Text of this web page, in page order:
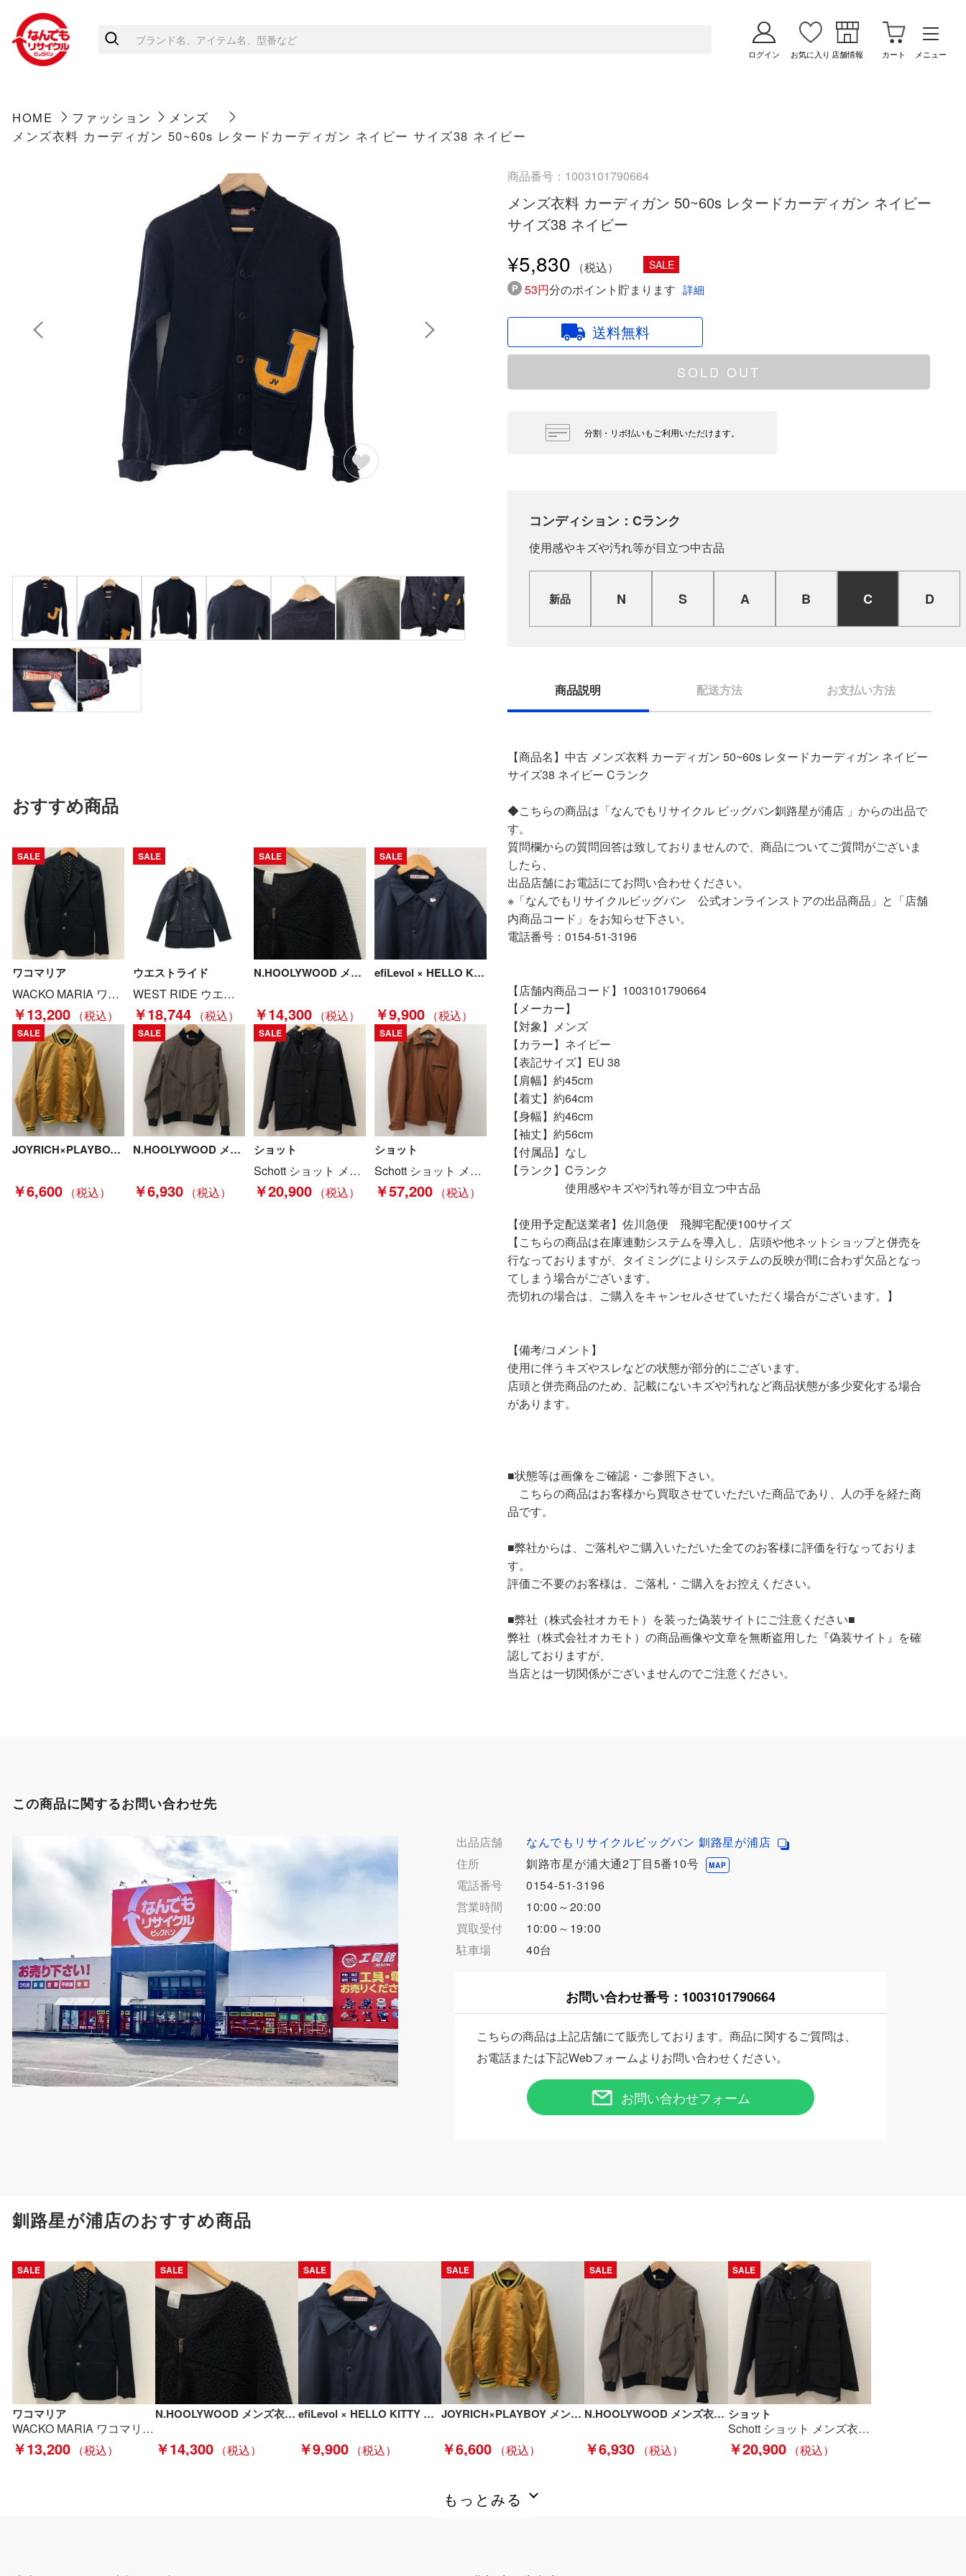
ログイン お気に入り 店舗情報 カート メニュー
HOME ファッション
メンズ
メンズ衣料 カーディガン 50~60s レタードカーディガン ネイビー サイズ38 ネイビー
おすすめ商品
SALE
ワコマリア
WACKO MARIA ワコマリア メンズジャケット sizeS ネイビー Bランク
￥13,200
SALE
ウエストライド
WEST RIDE ウエストライド メンズ コート サイズ38 ブラック Bランク
￥18,744
SALE
N.HOOLYWOOD メンズ衣料 ノーカラーフリースジャケット サイズ38 192-BL02-030 ブラック Bランク
￥14,300
SALE
efiLevol × HELLO KITTY MEN メンズ衣料 コーチジャケット ブラック Bランク
￥9,900
SALE
JOYRICH×PLAYBOY メンズ衣料 ジャケット スタジャン SIZE S イエロー Cランク
￥6,600
SALE
N.HOOLYWOOD メンズ衣料 ブルゾン サイズ36 132-BL05 pieces オリーブ Bランク
￥6,930
SALE
ショット
Schott ショット メンズ衣料 ジャケット LEATHER YOKE MOUNTAIN JACKET SIZE M 7249 ブラック Bランク
￥20,900
SALE
ショット
Schott ショット メンズ衣料 クラシックトラッカーレザージャケット SIZE M 3141030 ブラウン Bランク
￥57,200
商品番号：1003101790664
メンズ衣料 カーディガン 50~60s レタードカーディガン ネイビー
サイズ38 ネイビー
¥5,830 SALE
53円分のポイント貯まります 詳細
送料無料
SOLD OUT
分割・リボ払いもご利用いただけます。
コンディション：Cランク
使用感やキズや汚れ等が目立つ中古品
新品 N S A B C D
商品説明 配送方法 お支払い方法
【商品名】中古 メンズ衣料 カーディガン 50~60s レタードカーディガン ネイビー
サイズ38 ネイビー Cランク
◆こちらの商品は「なんでもリサイクル ビッグバン釧路星が浦店 」からの出品で
す。
質問欄からの質問回答は致しておりませんので、商品についてご質問がございま
したら、
出品店舗にお電話にてお問い合わせください。
※「なんでもリサイクルビッグバン 公式オンラインストアの出品商品」と「店舗
内商品コード」をお知らせ下さい。
電話番号：0154-51-3196
【店舗内商品コード】1003101790664
【メーカー】
【対象】メンズ
【カラー】ネイビー
【表記サイズ】EU 38
【肩幅】約45cm
【着丈】約64cm
【身幅】約46cm
【袖丈】約56cm
【付属品】なし
【ランク】Cランク
使用感やキズや汚れ等が目立つ中古品
【使用予定配送業者】佐川急便 飛脚宅配便100サイズ
【こちらの商品は在庫連動システムを導入し、店頭や他ネットショップと併売を
行なっておりますが、タイミングによりシステムの反映が間に合わず欠品となっ
てしまう場合がございます。
売切れの場合は、ご購入をキャンセルさせていただく場合がございます。】
【備考/コメント】
使用に伴うキズやスレなどの状態が部分的にございます。
店頭と併売商品のため、記載にないキズや汚れなど商品状態が多少変化する場合
があります。
■状態等は画像をご確認・ご参照下さい。
こちらの商品はお客様から買取させていただいた商品であり、人の手を経た商
品です。
■弊社からは、ご落札やご購入いただいた全てのお客様に評価を行なっておりま
す。
評価ご不要のお客様は、ご落札・ご購入をお控えください。
■弊社（株式会社オカモト）を装った偽装サイトにご注意ください■
弊社（株式会社オカモト）の商品画像や文章を無断盗用した『偽装サイト』を確
認しておりますが、
当店とは一切関係がございませんのでご注意ください。
この商品に関するお問い合わせ先
出品店舗
なんでもリサイクルビッグバン 釧路星が浦店
住所
釧路市星が浦大通2丁目5番10号 MAP
電話番号
0154-51-3196
営業時間
10:00～20:00
買取受付
10:00～19:00
駐車場
40台
お問い合わせ番号： 1003101790664
こちらの商品は上記店舗にて販売しております。商品に関するご質問は、
お電話または下記Webフォームよりお問い合わせください。
お問い合わせフォーム
釧路星が浦店のおすすめ商品
SALE
ワコマリア
WACKO MARIA ワコマリア メンズジャケット sizeS ネイビー Bランク
￥13,200
SALE
N.HOOLYWOOD メンズ衣料 ノーカラーフリースジャケット サイズ38 192-BL02-030 ブラック Bランク
￥14,300
SALE
efiLevol × HELLO KITTY MEN メンズ衣料 コーチジャケット ブラック Bランク
￥9,900
SALE
JOYRICH×PLAYBOY メンズ衣料 ジャケット スタジャン SIZE S イエロー Cランク
￥6,600
SALE
N.HOOLYWOOD メンズ衣料 ブルゾン サイズ36 132-BL05 pieces オリーブ Bランク
￥6,930
SALE
ショット
Schott ショット メンズ衣料 ジャケット LEATHER YOKE MOUNTAIN JACKET SIZE M 7249 ブラック Bランク
￥20,900
もっとみる